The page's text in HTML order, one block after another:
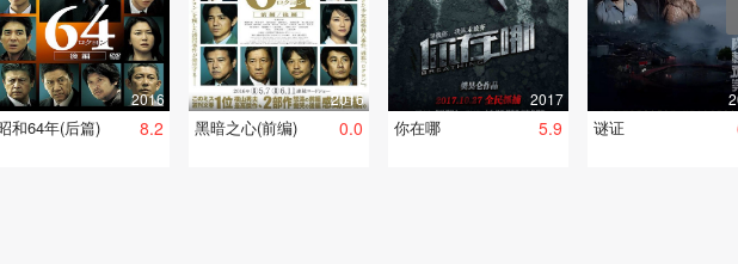
2016
和64年(后篇) 8.2
2016
黑暗之心(前编) 0.0
2017
你在哪 5.9 谜证